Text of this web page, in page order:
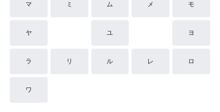
マ ミ ム メ モ
ヤ ユ ヨ
ラ リ ル レ ロ
ワ